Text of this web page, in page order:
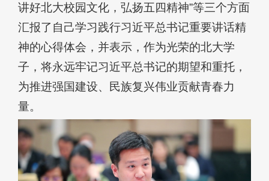
讲好北大校园文化，弘扬五四精神”等三个方面
汇报了自己学习践行习近平总书记重要讲话精
神的心得体会，并表示，作为光荣的北大学
子，将永远牢记习近平总书记的期望和重托，
为推进强国建设、民族复兴伟业贡献青春力
量。